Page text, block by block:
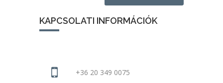
KAPCSOLATI INFORMÁCIÓK
+36 20 349 0075